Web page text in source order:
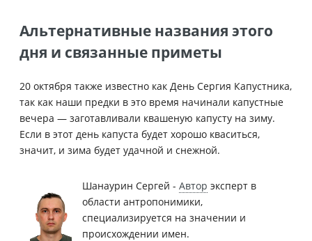
Альтернативные названия этого
дня и связанные приметы
20 октября также известно как День Сергия Капустника,
так как наши предки в это время начинали капустные
вечера — заготавливали квашеную капусту на зиму.
Если в этот день капуста будет хорошо кваситься,
значит, и зима будет удачной и снежной.
Шанаурин Сергей - Автор эксперт в
области антропонимики,
специализируется на значении и
происхождении имен.